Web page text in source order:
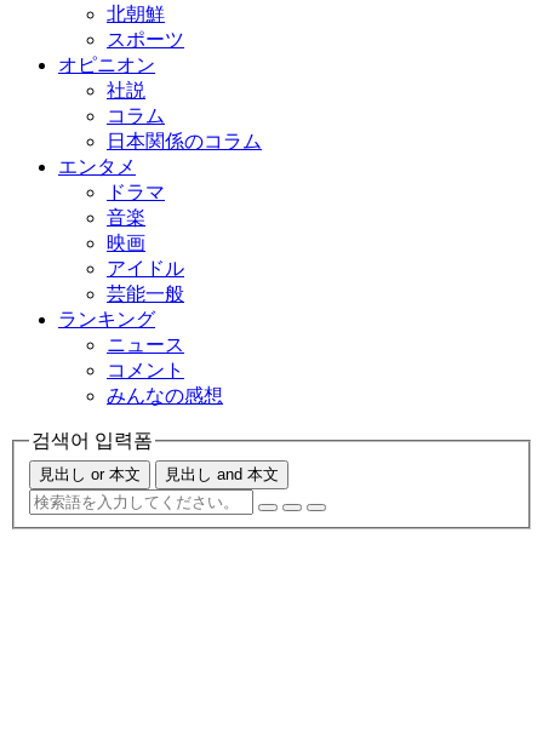
北朝鮮
スポーツ
オピニオン
社説
コラム
日本関係のコラム
エンタメ
ドラマ
音楽
映画
アイドル
芸能一般
ランキング
ニュース
コメント
みんなの感想
검색어 입력폼
見出し or 本文 見出し and 本文